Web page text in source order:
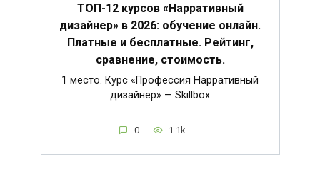
ТОП-12 курсов «Нарративный
дизайнер» в 2026: обучение онлайн.
Платные и бесплатные. Рейтинг,
сравнение, стоимость.
1 место. Курс «Профессия Нарративный
дизайнер» — Skillbox
0 1.1k.